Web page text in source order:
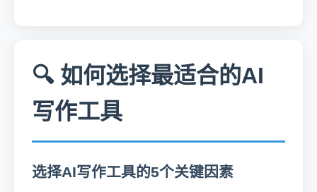
🔍 如何选择最适合的AI
写作工具
选择AI写作工具的5个关键因素